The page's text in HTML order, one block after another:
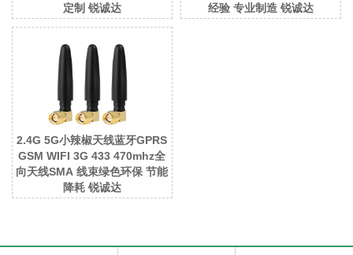
定制 锐诚达
经验 专业制造 锐诚达
2.4G 5G小辣椒天线蓝牙GPRS
GSM WIFI 3G 433 470mhz全
向天线SMA 线束绿色环保 节能
降耗 锐诚达